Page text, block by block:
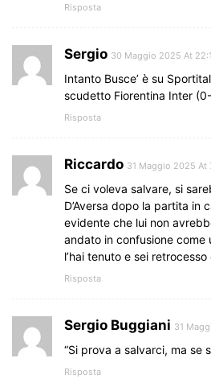
Risposta
Sergio 30 Maggio 2025 At
Intanto Busce’ è su
scudetto Fiorentina Inter
Risposta
Riccardo 31 Maggio 2025 At
Se ci voleva salvare, si
D’Aversa dopo la partita in
evidente che lui non
andato in confusione
l’hai tenuto e sei
Risposta
Sergio Buggiani 31
“Si prova a salvarci, ma se
Risposta